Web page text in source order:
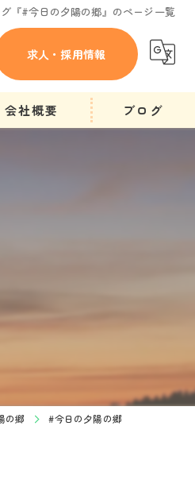
『#今日の夕陽の郷』のページ一覧
求人・採用情報
会社概要 ブログ
の郷 #今日の夕陽の郷